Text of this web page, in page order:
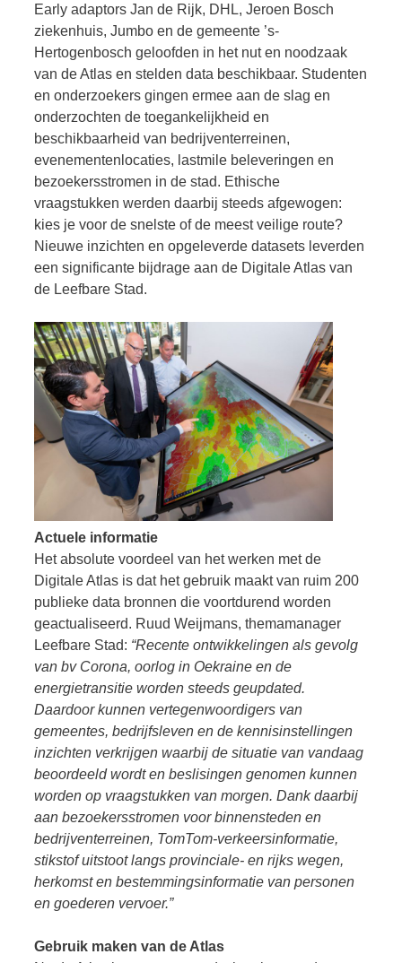
Early adaptors Jan de Rijk, DHL, Jeroen Bosch
ziekenhuis, Jumbo en de gemeente ’s-
Hertogenbosch geloofden in het nut en noodzaak
van de Atlas en stelden data beschikbaar. Studenten
en onderzoekers gingen ermee aan de slag en
onderzochten de toegankelijkheid en
beschikbaarheid van bedrijventerreinen,
evenementenlocaties, lastmile beleveringen en
bezoekersstromen in de stad. Ethische
vraagstukken werden daarbij steeds afgewogen:
kies je voor de snelste of de meest veilige route?
Nieuwe inzichten en opgeleverde datasets leverden
een significante bijdrage aan de Digitale Atlas van
de Leefbare Stad.
Actuele informatie
Het absolute voordeel van het werken met de
Digitale Atlas is dat het gebruik maakt van ruim 200
publieke data bronnen die voortdurend worden
geactualiseerd. Ruud Weijmans, themamanager
Leefbare Stad: “Recente ontwikkelingen als gevolg
van bv Corona, oorlog in Oekraine en de
energietransitie worden steeds geupdated.
Daardoor kunnen vertegenwoordigers van
gemeentes, bedrijfsleven en de kennisinstellingen
inzichten verkrijgen waarbij de situatie van vandaag
beoordeeld wordt en beslisingen genomen kunnen
worden op vraagstukken van morgen. Dank daarbij
aan bezoekersstromen voor binnensteden en
bedrijventerreinen, TomTom-verkeersinformatie,
stikstof uitstoot langs provinciale- en rijks wegen,
herkomst en bestemmingsinformatie van personen
en goederen vervoer.”
Gebruik maken van de Atlas